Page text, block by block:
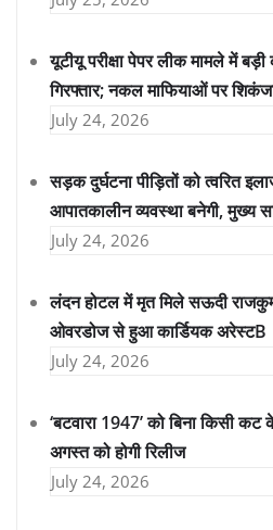
यूटीयू परीक्षा पेपर लीक मामले में
गिरफ्तार; नकल माफियाओं पर
July 24, 2026
सड़क दुर्घटना पीड़ितों को त्वरित
आपातकालीन व्यवस्था बनेगी, मुख्य
July 24, 2026
लंदन होटल में मृत मिले सऊदी
ओवरडोज से हुआ कार्डियक अरेस्टB
July 24, 2026
‘बटवारा 1947’ को बिना किसी कट
अगस्त को होगी रिलीज
July 24, 2026